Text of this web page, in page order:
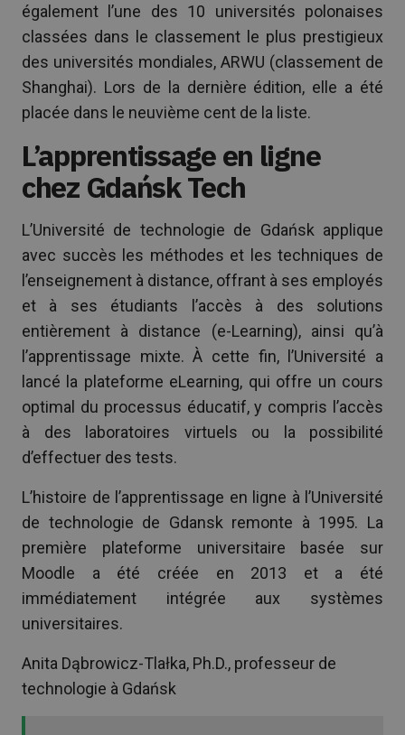
également l’une des 10 universités polonaises
classées dans le classement le plus prestigieux
des universités mondiales, ARWU (classement de
Shanghai). Lors de la dernière édition, elle a été
placée dans le neuvième cent de la liste.
L’apprentissage en ligne
chez Gdańsk Tech
L’Université de technologie de Gdańsk applique
avec succès les méthodes et les techniques de
l’enseignement à distance, offrant à ses employés
et à ses étudiants l’accès à des solutions
entièrement à distance (e-Learning), ainsi qu’à
l’apprentissage mixte. À cette fin, l’Université a
lancé la plateforme eLearning, qui offre un cours
optimal du processus éducatif, y compris l’accès
à des laboratoires virtuels ou la possibilité
d’effectuer des tests.
L’histoire de l’apprentissage en ligne à l’Université
de technologie de Gdansk remonte à 1995. La
première plateforme universitaire basée sur
Moodle a été créée en 2013 et a été
immédiatement intégrée aux systèmes
universitaires.
Anita Dąbrowicz-Tlałka, Ph.D., professeur de
technologie à Gdańsk